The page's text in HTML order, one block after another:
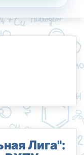
Лига":